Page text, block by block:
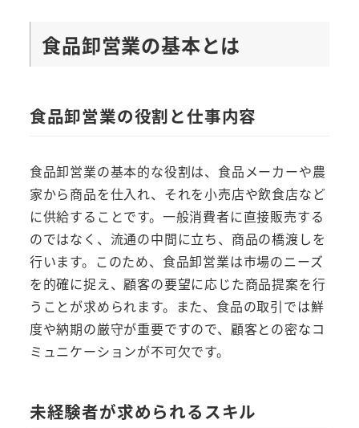
食品卸営業の基本とは
食品卸営業の役割と仕事内容
食品卸営業の基本的な役割は、食品メーカーや農
家から商品を仕入れ、それを小売店や飲食店など
に供給することです。一般消費者に直接販売する
のではなく、流通の中間に立ち、商品の橋渡しを
行います。このため、食品卸営業は市場のニーズ
を的確に捉え、顧客の要望に応じた商品提案を行
うことが求められます。また、食品の取引では鮮
度や納期の厳守が重要ですので、顧客との密なコ
ミュニケーションが不可欠です。
未経験者が求められるスキル